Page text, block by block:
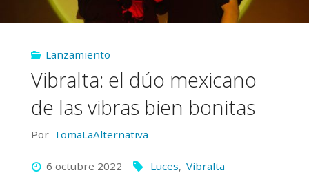
Lanzamiento
Vibralta: el dúo mexicano
de las vibras bien bonitas
Por TomaLaAlternativa
6 octubre 2022 Luces, Vibralta